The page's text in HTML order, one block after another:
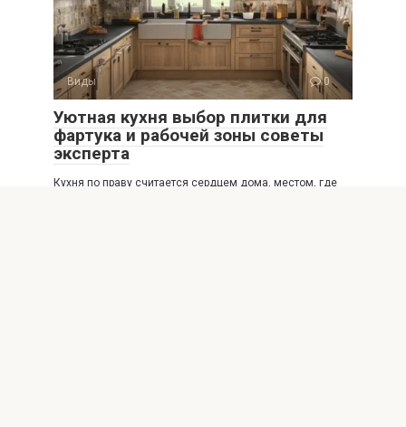
Виды 0
Уютная кухня выбор плитки для
фартука и рабочей зоны советы
эксперта
Кухня по праву считается сердцем дома, местом, где